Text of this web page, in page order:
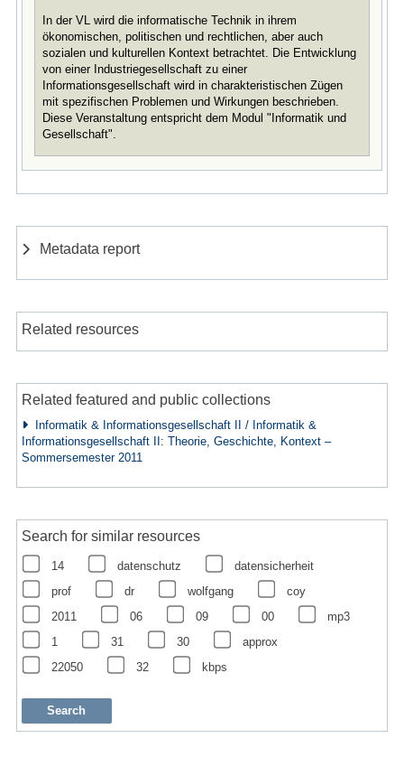
In der VL wird die informatische Technik in ihrem
ökonomischen, politischen und rechtlichen, aber auch
sozialen und kulturellen Kontext betrachtet. Die Entwicklung
von einer Industriegesellschaft zu einer
Informationsgesellschaft wird in charakteristischen Zügen
mit spezifischen Problemen und Wirkungen beschrieben.
Diese Veranstaltung entspricht dem Modul "Informatik und
Gesellschaft".
Metadata report
Related resources
Related featured and public collections
Informatik & Informationsgesellschaft II / Informatik &
Informationsgesellschaft II: Theorie, Geschichte, Kontext –
Sommersemester 2011
Search for similar resources
14 datenschutz
datensicherheit
prof
dr wolfgang
coy
2011
06 09 00
mp3
1
31 30
approx
22050
32 kbps